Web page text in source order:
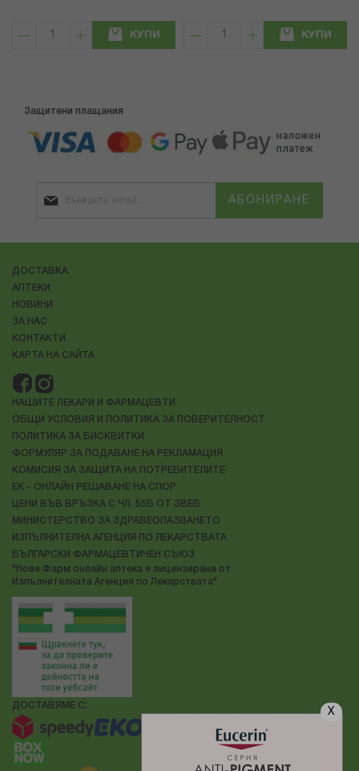
X
КУПИ КУПИ
Защитени плащания
АБОНИРАНЕ
ДОСТАВКА
АПТЕКИ
НОВИНИ
ЗА НАС
КОНТАКТИ
КАРТА НА САЙТА
НАШИТЕ ЛЕКАРИ И ФАРМАЦЕВТИ
ОБЩИ УСЛОВИЯ И ПОЛИТИКА ЗА ПОВЕРИТЕЛНОСТ
ПОЛИТИКА ЗА БИСКВИТКИ
ФОРМУЛЯР ЗА ПОДАВАНЕ НА РЕКЛАМАЦИЯ
КОМИСИЯ ЗА ЗАЩИТА НА ПОТРЕБИТЕЛИТЕ
ЕК - ОНЛАЙН РЕШАВАНЕ НА СПОР
ЦЕНИ ВЪВ ВРЪЗКА С ЧЛ. 55Б ОТ ЗВЕБ
МИНИСТЕРСТВО ЗА ЗДРАВЕОПАЗВАНЕТО
ИЗПЪЛНИТЕЛНА АГЕНЦИЯ ПО ЛЕКАРСТВАТА
БЪЛГАРСКИ ФАРМАЦЕВТИЧЕН СЪЮЗ
"Нове Фарм онлайн аптека е лицензирана от
Изпълнителната Агенция по Лекарствата"
ДОСТАВЯМЕ С: